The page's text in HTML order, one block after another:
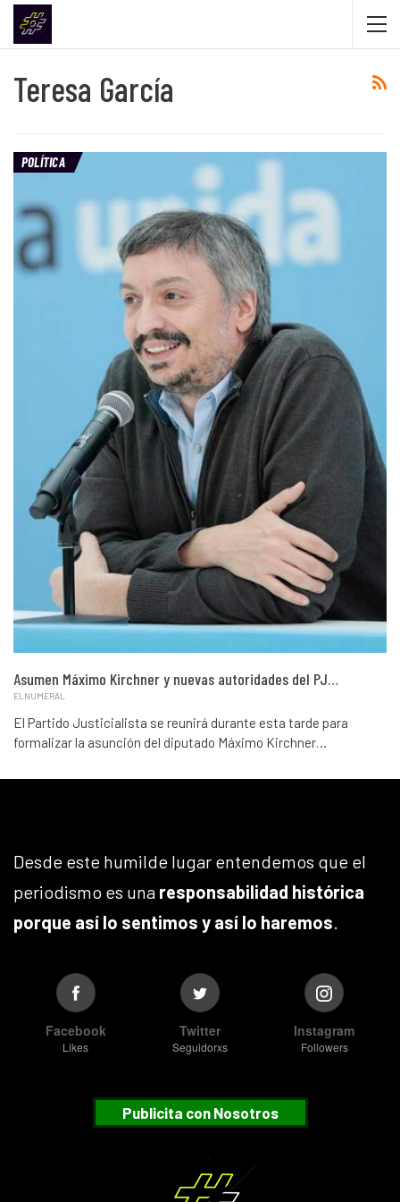
Teresa García
POLÍTICA
Asumen Máximo Kirchner y nuevas autoridades del PJ…
ELNUMERAL
El Partido Justicialista se reunirá durante esta tarde para
formalizar la asunción del diputado Máximo Kirchner…
Desde este humilde lugar entendemos que el
periodismo es una responsabilidad histórica
porque así lo sentimos y así lo haremos.
Facebook
Likes
Twitter
Seguidorxs
Instagram
Followers
Publicita con Nosotros